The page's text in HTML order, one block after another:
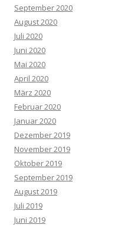
September 2020
August 2020
Juli 2020
Juni 2020
Mai 2020
April 2020
März 2020
Februar 2020
Januar 2020
Dezember 2019
November 2019
Oktober 2019
September 2019
August 2019
Juli 2019
Juni 2019